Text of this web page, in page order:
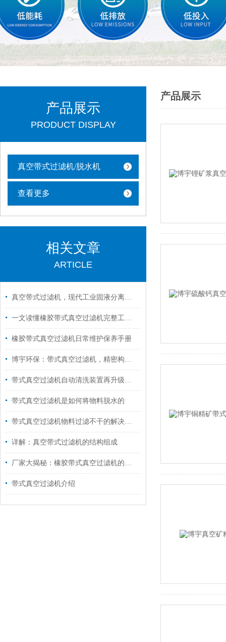
产品展示
PRODUCT DISPLAY
真空带式过滤机/脱水机
查看更多
相关文章
ARTICLE
真空带式过滤机，现代工业固液分离的得力助手
一文读懂橡胶带式真空过滤机完整工作循环
橡胶带式真空过滤机日常维护保养手册
博宇环保：带式真空过滤机，精密构造实现高效运作！
带式真空过滤机自动清洗装置再升级，防堵耐用，性能飞跃！
带式真空过滤机是如何将物料脱水的
带式真空过滤机物料过滤不干的解决方法
详解：真空带式过滤机的结构组成
厂家大揭秘：橡胶带式真空过滤机的机架制作核心秘诀
带式真空过滤机介绍
产品展示